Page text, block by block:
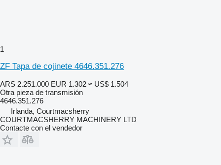
1
ZF Tapa de cojinete 4646.351.276
ARS 2.251.000 EUR 1.302 ≈ US$ 1.504
Otra pieza de transmisión
4646.351.276
Irlanda, Courtmacsherry
COURTMACSHERRY MACHINERY LTD
Contacte con el vendedor